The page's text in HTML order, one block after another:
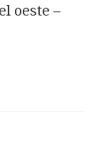
oeste –